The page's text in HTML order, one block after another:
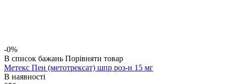
-0%
В список бажань Порівняти товар
Метекс Пен (метотрексат) шпр роз-н 15 мг
В наявності